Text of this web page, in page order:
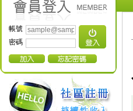
帳號
密碼